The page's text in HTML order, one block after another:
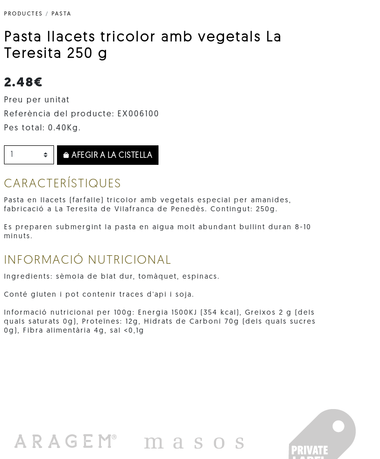
PRODUCTES / PASTA
Pasta llacets tricolor amb vegetals La
Teresita 250 g
2.48€
Preu per unitat
Referència del producte: EX006100
Pes total: 0.40Kg.
AFEGIR A LA CISTELLA
CARACTERÍSTIQUES
Pasta en llacets (farfalle) tricolor amb vegetals especial per amanides,
fabricació a La Teresita de Vilafranca de Penedès. Contingut: 250g.
Es preparen submergint la pasta en aigua molt abundant bullint duran 8-10
minuts.
INFORMACIÓ NUTRICIONAL
Ingredients: sèmola de blat dur, tomàquet, espinacs.
Conté gluten i pot contenir traces d'api i soja.
Informació nutricional per 100g: Energia 1500KJ (354 kcal), Greixos 2 g (dels
quals saturats 0g), Proteïnes: 12g, Hidrats de Carboni 70g (dels quals sucres
0g), Fibra alimentària 4g, sal <0,1g